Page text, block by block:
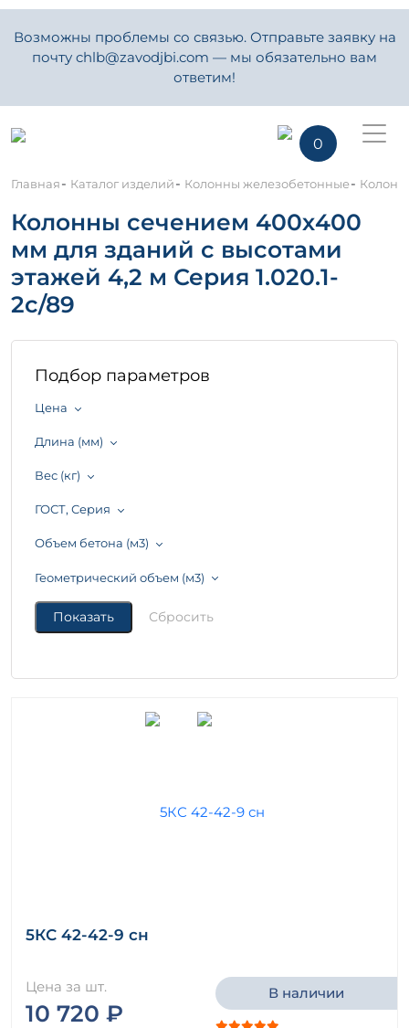
Возможны проблемы со связью. Отправьте заявку на
почту chlb@zavodjbi.com — мы обязательно вам
ответим!
0
Главная- Каталог изделий- Колонны железобетонные-
Колонны сечением 400х400
мм для зданий с высотами
этажей 4,2 м Серия 1.020.1-
2с/89
Подбор параметров
Цена
Длина (мм)
Вес (кг)
ГОСТ, Серия
Объем бетона (м3)
Геометрический объем (м3)
5КС 42-42-9 сн
Цена за шт.
10 720 ₽
В наличии